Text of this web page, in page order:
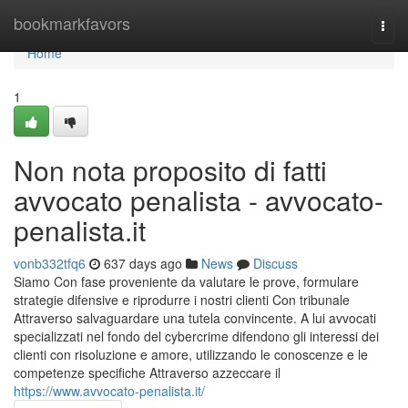
bookmarkfavors
Home
Home
1
Non nota proposito di fatti
avvocato penalista - avvocato-
penalista.it
vonb332tfq6 637 days ago News
Discuss
Siamo Con fase proveniente da valutare le prove, formulare
strategie difensive e riprodurre i nostri clienti Con tribunale
Attraverso salvaguardare una tutela convincente. A lui avvocati
specializzati nel fondo del cybercrime difendono gli interessi dei
clienti con risoluzione e amore, utilizzando le conoscenze e le
competenze specifiche Attraverso azzeccare il
https://www.avvocato-penalista.it/